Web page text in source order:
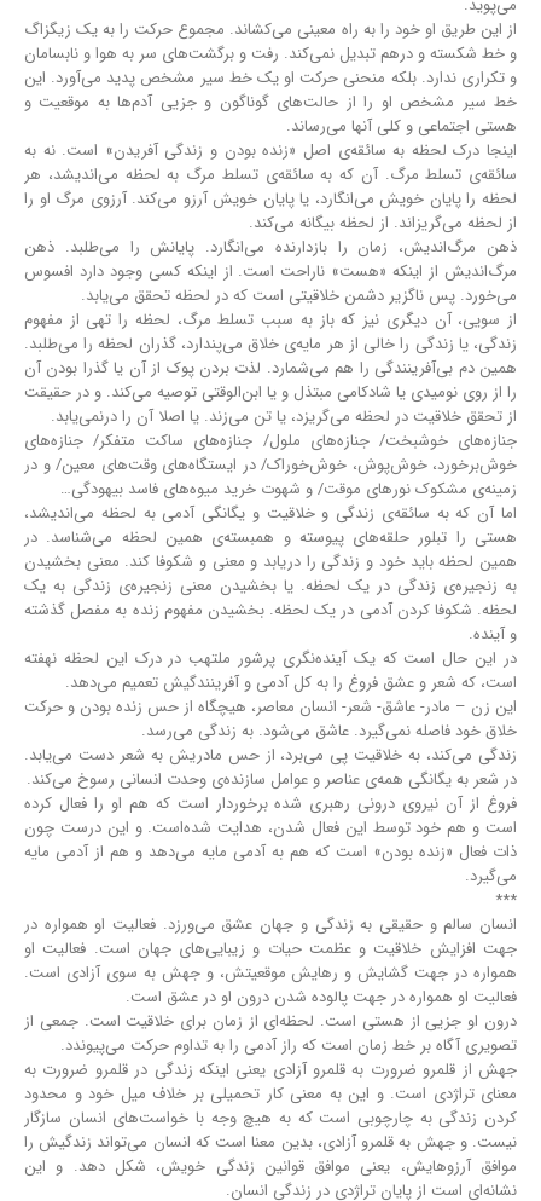
می‌پوید.
از این طریق او خود را به راه معینی می‌کشاند. مجموع حرکت را به یک زیگزاگ
و خط شکسته و درهم تبدیل نمی‌کند. رفت و برگشت‌های سر به هوا و نابسامان
و تکراری ندارد. بلکه منحنی حرکت او یک خط سیر مشخص پدید می‌آورد. این
خط سیر مشخص او را از حالت‌های گوناگون و جزیی آدم‌ها به موقعیت و
هستی اجتماعی و کلی آنها می‌رساند.
اینجا درک لحظه به سائقه‌ی اصل «زنده بودن و زندگی آفریدن» است. نه به
سائقه‌ی تسلط مرگ. آن که به سائقه‌ی تسلط مرگ به لحظه می‌اندیشد، هر
لحظه را پایان خویش می‌انگارد، یا پایان خویش آرزو می‌کند. آرزوی مرگ او را
از لحظه می‌گریزاند. از لحظه بیگانه می‌کند.
ذهن مرگ‌اندیش، زمان را بازدارنده می‌انگارد. پایانش را می‌طلبد. ذهن
مرگ‌اندیش از اینکه «هست» ناراحت است. از اینکه کسی وجود دارد افسوس
می‌خورد. پس ناگزیر دشمن خلاقیتی است که در لحظه تحقق می‌یابد.
از سویی، آن دیگری نیز که باز به سبب تسلط مرگ، لحظه را تهی از مفهوم
زندگی، یا زندگی را خالی از هر مایه‌ی خلاق می‌پندارد، گذران لحظه را می‌طلبد.
همین دم بی‌آفرینندگی را هم می‌شمارد. لذت بردن پوک از آن یا گذرا بودن آن
را از روی نومیدی یا شادکامی مبتذل و یا ابن‌الوقتی توصیه می‌کند. و در حقیقت
از تحقق خلاقیت در لحظه می‌گریزد، یا تن می‌زند. یا اصلا آن را درنمی‌یابد.
جنازه‌های خوشبخت/ جنازه‌های ملول/ جنازه‌های ساکت متفکر/ جنازه‌های
خوش‌برخورد، خوش‌پوش، خوش‌خوراک/ در ایستگاه‌های وقت‌های معین/ و در
زمینه‌ی مشکوک نورهای موقت/ و شهوت خرید میوه‌های فاسد بیهودگی…
اما آن که به سائقه‌ی زندگی و خلاقیت و یگانگی آدمی به لحظه می‌اندیشد،
هستی را تبلور حلقه‌های پیوسته و همبسته‌ی همین لحظه می‌شناسد. در
همین لحظه باید خود و زندگی را دریابد و معنی و شکوفا کند. معنی بخشیدن
به زنجیره‌ی زندگی در یک لحظه. یا بخشیدن معنی زنجیره‌ی زندگی به یک
لحظه. شکوفا کردن آدمی در یک لحظه. بخشیدن مفهوم زنده به مفصل گذشته
و آینده.
در این حال است که یک آینده‌نگری پرشور ملتهب در درک این لحظه نهفته
است، که شعر و عشق فروغ را به کل آدمی و آفرینندگیش تعمیم می‌دهد.
این زن – مادر- عاشق- شعر- انسان معاصر، هیچگاه از حس زنده بودن و حرکت
خلاق خود فاصله نمی‌گیرد. عاشق می‌شود. به زندگی می‌رسد.
زندگی می‌کند، به خلاقیت پی می‌برد، از حس مادریش به شعر دست می‌یابد.
در شعر به یگانگی همه‌ی عناصر و عوامل سازنده‌ی وحدت انسانی رسوخ می‌کند.
فروغ از آن نیروی درونی رهبری شده برخوردار است که هم او را فعال کرده
‌است و هم خود توسط این فعال شدن، هدایت شده‌است. و این درست چون
ذات فعال «زنده بودن» است که هم به آدمی مایه می‌دهد و هم از آدمی مایه
می‌گیرد.
***
انسان سالم و حقیقی به زندگی و جهان عشق می‌ورزد. فعالیت او همواره در
جهت افزایش خلاقیت و عظمت حیات و زیبایی‌های جهان است. فعالیت او
همواره در جهت گشایش و رهایش موقعیتش، و جهش به سوی آزادی است.
فعالیت او همواره در جهت پالوده شدن درون او در عشق است.
درون او جزیی از هستی است. لحظه‌ای از زمان برای خلاقیت است. جمعی از
تصویری آگاه بر خط زمان است که راز آدمی را به تداوم حرکت می‌پیوندد.
جهش از قلمرو ضرورت به قلمرو آزادی یعنی اینکه زندگی در قلمرو ضرورت به
معنای تراژدی است. و این به معنی کار تحمیلی بر خلاف میل خود و محدود
کردن زندگی به چارچوبی است که به هیچ وجه با خواست‌های انسان سازگار
نیست. و جهش به قلمرو آزادی، بدین معنا است که انسان می‎‌تواند زندگیش را
موافق آرزوهایش، یعنی موافق قوانین زندگی خویش، شکل دهد. و این
نشانه‌ای است از پایان تراژدی در زندگی انسان.